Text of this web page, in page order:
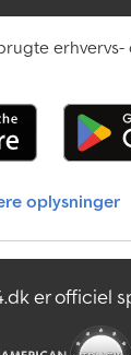
erhvervs-
oplysninger
er officiel